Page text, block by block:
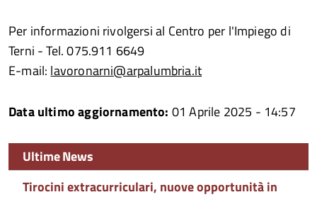
Per informazioni rivolgersi al Centro per l'Impiego di
Terni - Tel. 075.911 6649
E-mail: lavoronarni@arpalumbria.it
Data ultimo aggiornamento: 01 Aprile 2025 - 14:57
Ultime News
Tirocini extracurriculari, nuove opportunità in